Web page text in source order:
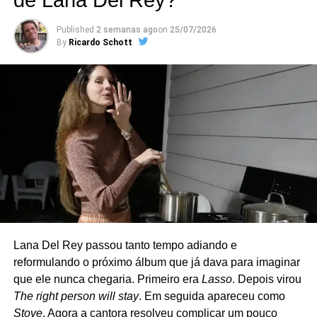
movimento) também surgem no papo.
Criado em 2018, o grupo reúne integrantes e
colaboradores do Green Day em apresentações
pequenas, normalmente em clubes da Califórnia. A
formação original contava com Billie Joe Armstrong (voz e
guitarra), Mike Dirnt (baixo e voz), Jason White (guitarra),
Bill Schneider (baixo) e Chris Dugan (bateria) – Mike e
Jason são os únicos que fazem parte também do Green
Day, sendo que Jason atua como músico de turnê. Nos
últimos anos, porém, Dirnt deixou de participar dos
shows, e o The Coverups passou a atuar como quarteto.
O repertório é uma carta de amor ao rock e ao punk.
Clássicos de Ramones, David Bowie, The Clash, Cheap
Trick, Joan Jett, Tom Petty, Misfits, Nirvana, Rolling
Stones e até Strokes costumam aparecer nas
Published 2 semanas agoon 25/07/2026
By Ricardo Schott
Lana Del Rey passou tanto tempo adiando e
reformulando o próximo álbum que já dava para imaginar
que ele nunca chegaria. Primeiro era Lasso. Depois virou
The right person will stay. Em seguida apareceu como
Stove. Agora a cantora resolveu complicar um pouco